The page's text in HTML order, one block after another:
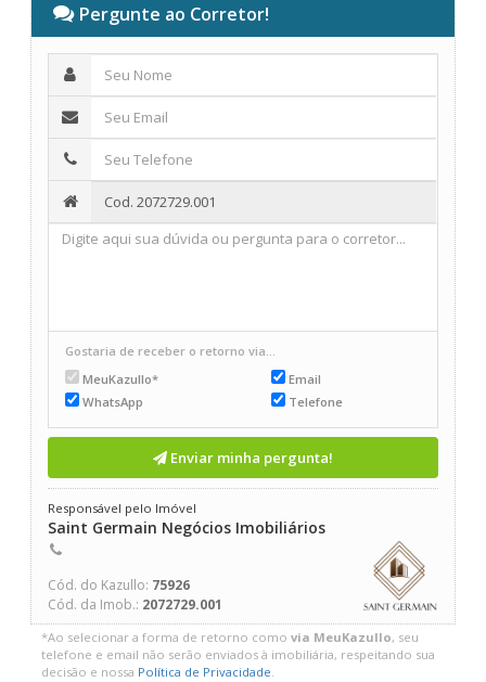
Pergunte ao Corretor!
Gostaria de receber o retorno via...
MeuKazullo*
Email
WhatsApp
Telefone
Enviar minha pergunta!
Responsável pelo Imóvel
Saint Germain Negócios Imobiliários
Cód. do Kazullo: 75926
Cód. da Imob.: 2072729.001
*Ao selecionar a forma de retorno comovia MeuKazullo, seu
telefone e email não serão enviados à imobiliária, respeitando sua
decisão e nossa Política de Privacidade.